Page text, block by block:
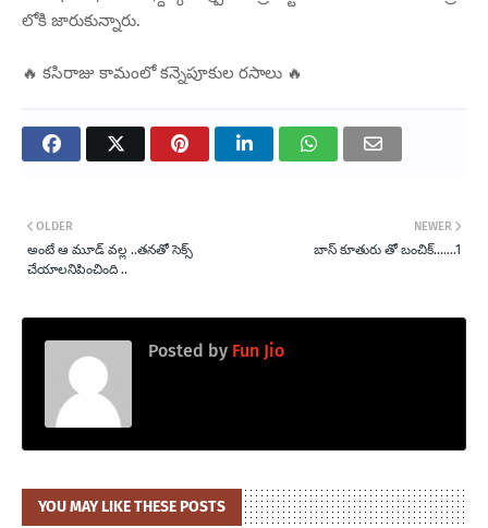
లోకి జారుకున్నారు.
🔥 కసిరాజు కామంలో కన్నెపూకుల రసాలు 🔥
NEWER
బాస్ కూతురు తో బంచిక్…….1
OLDER
అంటే ఆ మూడ్ వల్ల ..తనతో సెక్స్
చేయాలనిపించింది ..
Posted by Fun Jio
YOU MAY LIKE THESE POSTS